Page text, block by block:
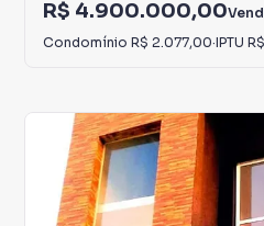
R$ 4.900.000,00
Condomínio R$ 2.077,00·IPTU